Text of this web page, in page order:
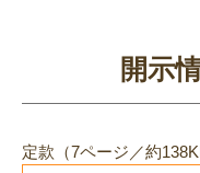
開示
定款（7ページ／約